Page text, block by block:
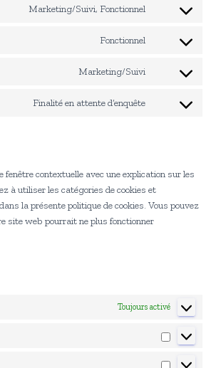
service
Marketing/Suivi, Fonctionnel
Consent
service
Fonctionnel
Consent
service
Marketing/Suivi
Consent
service
Finalité en attente d’enquête
Consent
contextuelle avec une explication sur les
à utiliser les catégories de cookies et
la présente politique de cookies. Vous pouvez
site web pourrait ne plus fonctionner
Toujours activé
Statistiques